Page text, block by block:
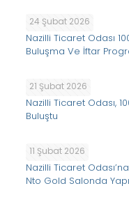
24 Şubat 2026
Nazilli Ticaret Odası
Buluşma Ve İftar
21 Şubat 2026
Nazilli Ticaret Odası,
Buluştu
11 Şubat 2026
Nazilli Ticaret
Nto Gold Salonda